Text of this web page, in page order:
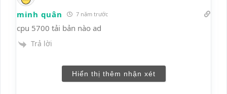
minh quân 7 năm trước
cpu 5700 tải bản nào ad
Trả lời
Hiển thị thêm nhận xét